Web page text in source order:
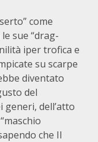
come
sue “drag-
iper trofica e
su scarpe
diventato
del
dell’atto
che Il